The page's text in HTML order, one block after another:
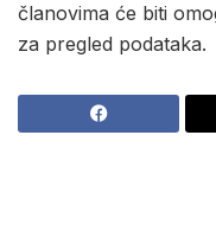
članovima će biti
za pregled podataka.